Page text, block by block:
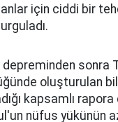
için ciddi bir
depreminden sonra
oluşturulan
kapsamlı
nüfus yükünün